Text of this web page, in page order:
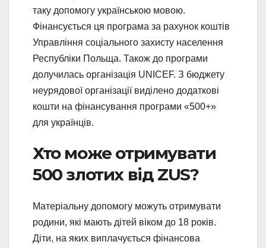
таку допомогу українською мовою.
Фінансується ця програма за рахунок коштів
Управління соціального захисту населення
Республіки Польща. Також до програми
долучилась організація UNICEF. З бюджету
неурядової організації виділено додаткові
кошти на фінансування програми «500+»
для українців.
Хто може отримувати
500 злотих від ZUS?
Матеріальну допомогу можуть отримувати
родини, які мають дітей віком до 18 років.
Діти, на яких виплачується фінансова